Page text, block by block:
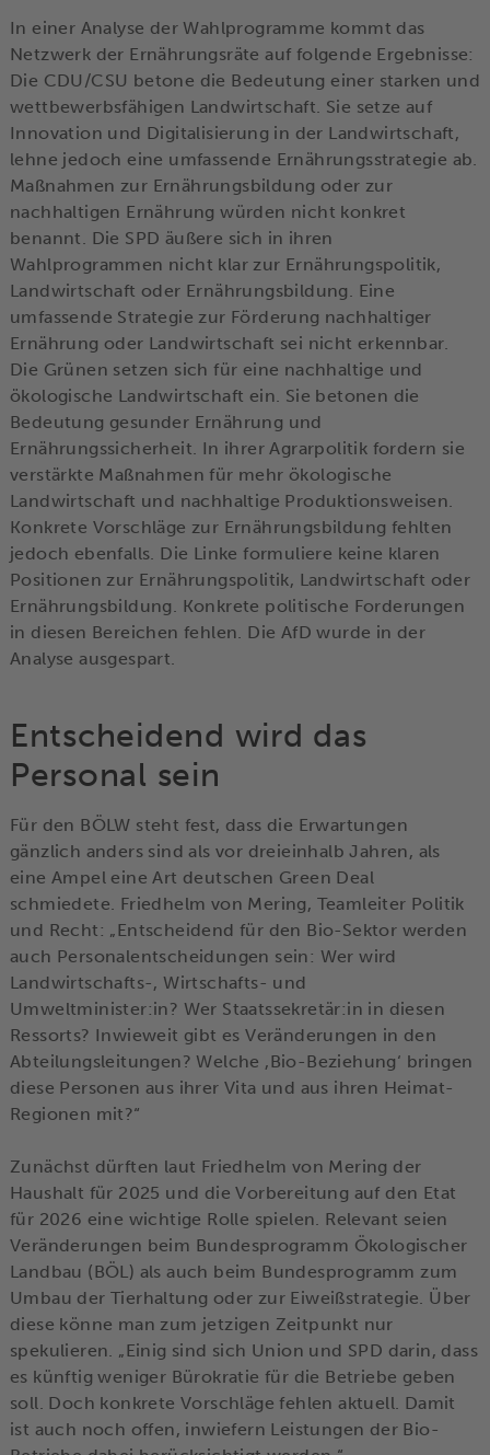
In einer Analyse der Wahlprogramme kommt das
Netzwerk der Ernährungsräte auf folgende Ergebnisse:
Die CDU/CSU betone die Bedeutung einer starken und
wettbewerbsfähigen Landwirtschaft. Sie setze auf
Innovation und Digitalisierung in der Landwirtschaft,
lehne jedoch eine umfassende Ernährungsstrategie ab.
Maßnahmen zur Ernährungsbildung oder zur
nachhaltigen Ernährung würden nicht konkret
benannt. Die SPD äußere sich in ihren
Wahlprogrammen nicht klar zur Ernährungspolitik,
Landwirtschaft oder Ernährungsbildung. Eine
umfassende Strategie zur Förderung nachhaltiger
Ernährung oder Landwirtschaft sei nicht erkennbar.
Die Grünen setzen sich für eine nachhaltige und
ökologische Landwirtschaft ein. Sie betonen die
Bedeutung gesunder Ernährung und
Ernährungssicherheit. In ihrer Agrarpolitik fordern sie
verstärkte Maßnahmen für mehr ökologische
Landwirtschaft und nachhaltige Produktionsweisen.
Konkrete Vorschläge zur Ernährungsbildung fehlten
jedoch ebenfalls. Die Linke formuliere keine klaren
Positionen zur Ernährungspolitik, Landwirtschaft oder
Ernährungsbildung. Konkrete politische Forderungen
in diesen Bereichen fehlen. Die AfD wurde in der
Analyse ausgespart.
Entscheidend wird das
Personal sein
Für den BÖLW steht fest, dass die Erwartungen
gänzlich anders sind als vor dreieinhalb Jahren, als
eine Ampel eine Art deutschen Green Deal
schmiedete. Friedhelm von Mering, Teamleiter Politik
und Recht: „Entscheidend für den Bio-Sektor werden
auch Personalentscheidungen sein: Wer wird
Landwirtschafts-, Wirtschafts- und
Umweltminister:in? Wer Staatssekretär:in in diesen
Ressorts? Inwieweit gibt es Veränderungen in den
Abteilungsleitungen? Welche ,Bio-Beziehung‘ bringen
diese Personen aus ihrer Vita und aus ihren Heimat-
Regionen mit?“
Zunächst dürften laut Friedhelm von Mering der
Haushalt für 2025 und die Vorbereitung auf den Etat
für 2026 eine wichtige Rolle spielen. Relevant seien
Veränderungen beim Bundesprogramm Ökologischer
Landbau (BÖL) als auch beim Bundesprogramm zum
Umbau der Tierhaltung oder zur Eiweißstrategie. Über
diese könne man zum jetzigen Zeitpunkt nur
spekulieren. „Einig sind sich Union und SPD darin, dass
es künftig weniger Bürokratie für die Betriebe geben
soll. Doch konkrete Vorschläge fehlen aktuell. Damit
ist auch noch offen, inwiefern Leistungen der Bio-